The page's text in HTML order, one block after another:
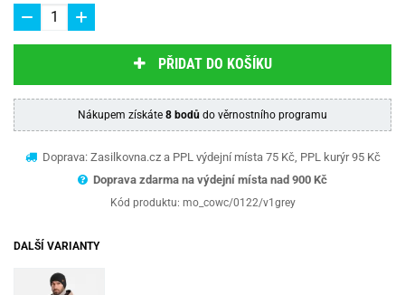
PŘIDAT DO KOŠÍKU
Nákupem získáte 8 bodů do věrnostního programu
Doprava: Zasilkovna.cz a PPL výdejní místa 75 Kč, PPL kurýr 95 Kč
Doprava zdarma na výdejní místa nad 900 Kč
Kód produktu: mo_cowc/0122/v1grey
DALŠÍ VARIANTY